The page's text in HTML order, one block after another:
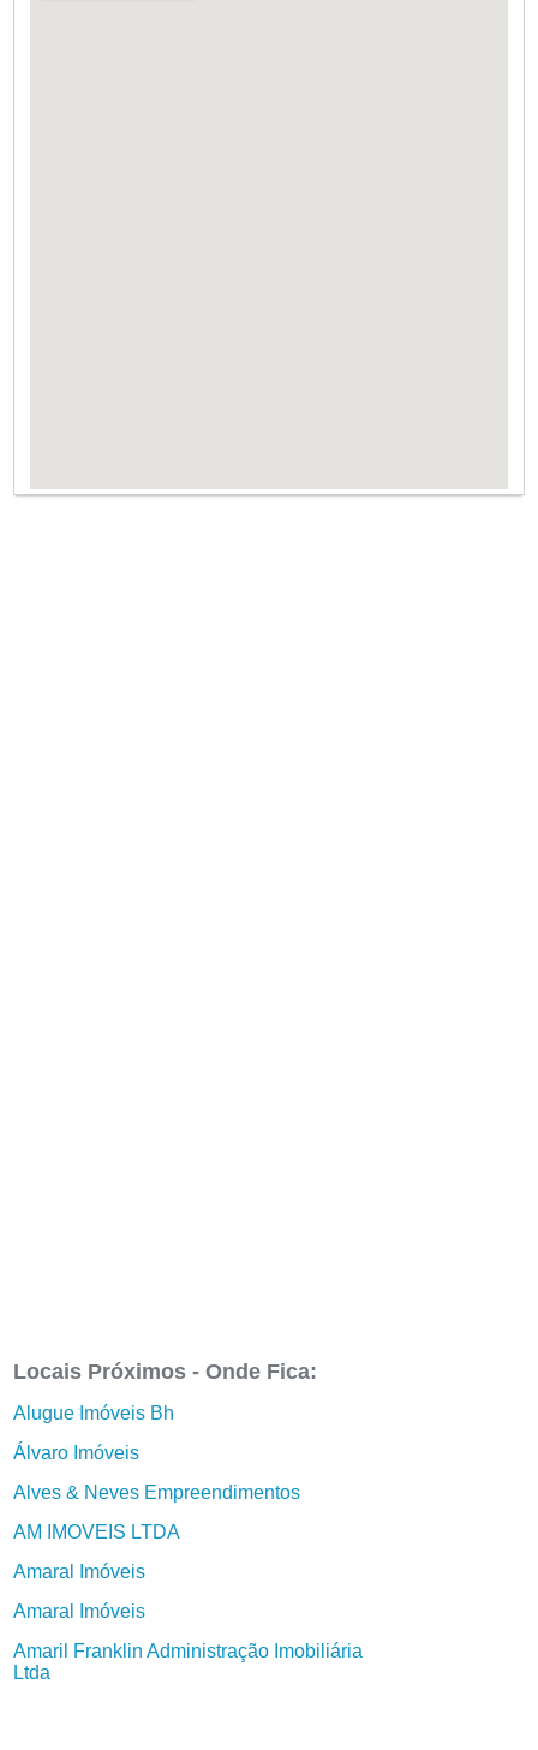
Locais Próximos - Onde Fica:
Alugue Imóveis Bh
Álvaro Imóveis
Alves & Neves Empreendimentos
AM IMOVEIS LTDA
Amaral Imóveis
Amaral Imóveis
Amaril Franklin Administração Imobiliária
Ltda